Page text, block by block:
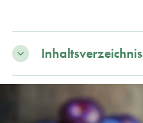
Inhaltsverzeichnis